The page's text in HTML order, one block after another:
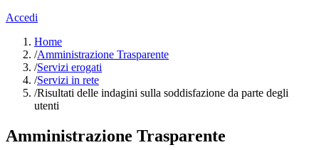
Accedi
Home
/Amministrazione Trasparente
/Servizi erogati
/Servizi in rete
/Risultati delle indagini sulla soddisfazione da parte degli
utenti
Amministrazione Trasparente